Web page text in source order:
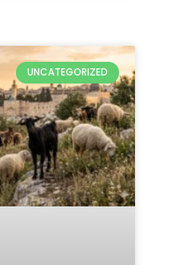
UNCATEGORIZED